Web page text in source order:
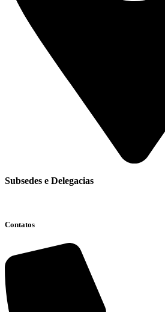
Subsedes e Delegacias
Contatos